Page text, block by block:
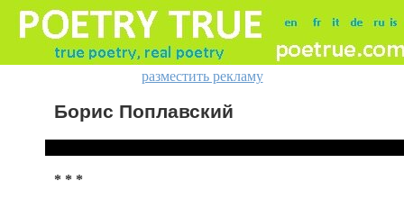
разместить рекламу
Борис Поплавский
* * *